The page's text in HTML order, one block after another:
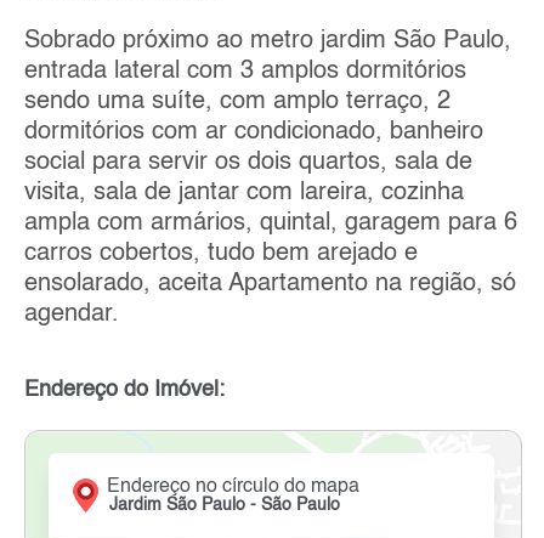
Sobrado próximo ao metro jardim São Paulo,
entrada lateral com 3 amplos dormitórios
sendo uma suíte, com amplo terraço, 2
dormitórios com ar condicionado, banheiro
social para servir os dois quartos, sala de
visita, sala de jantar com lareira, cozinha
ampla com armários, quintal, garagem para 6
carros cobertos, tudo bem arejado e
ensolarado, aceita Apartamento na região, só
agendar.
Endereço do Imóvel:
Endereço no círculo do mapa
Jardim São Paulo - São Paulo